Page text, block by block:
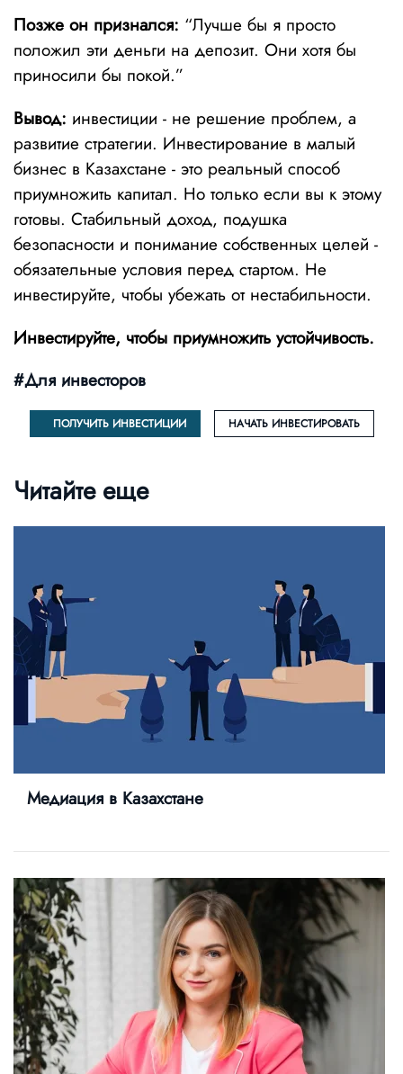
Позже он признался: “Лучше бы я просто
положил эти деньги на депозит. Они хотя бы
приносили бы покой.”
Вывод: инвестиции - не решение проблем, а
развитие стратегии. Инвестирование в малый
бизнес в Казахстане - это реальный способ
приумножить капитал. Но только если вы к этому
готовы. Стабильный доход, подушка
безопасности и понимание собственных целей -
обязательные условия перед стартом. Не
инвестируйте, чтобы убежать от нестабильности.
Инвестируйте, чтобы приумножить устойчивость.
#Для инвесторов
ПОЛУЧИТЬ ИНВЕСТИЦИИ НАЧАТЬ ИНВЕСТИРОВАТЬ
Читайте еще
Медиация в Казахстане